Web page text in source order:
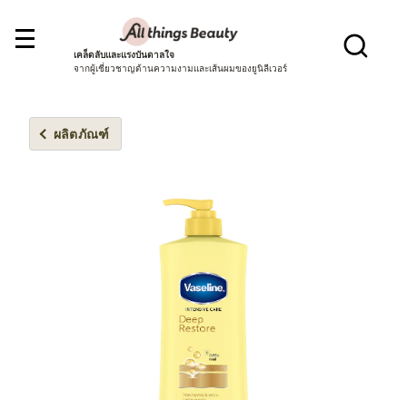
เคล็ดลับและแรงบันดาลใจ
จากผู้เชี่ยวชาญด้านความงามและเส้นผมของยูนิลีเวอร์
ผลิตภัณฑ์